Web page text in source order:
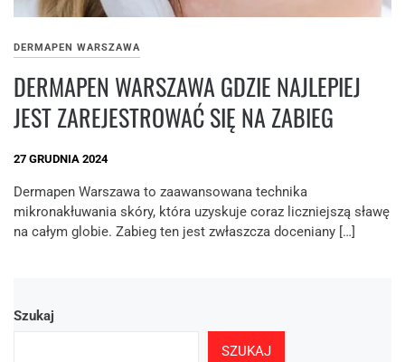
DERMAPEN WARSZAWA
DERMAPEN WARSZAWA GDZIE NAJLEPIEJ
JEST ZAREJESTROWAĆ SIĘ NA ZABIEG
27 GRUDNIA 2024
Dermapen Warszawa to zaawansowana technika
mikronakłuwania skóry, która uzyskuje coraz liczniejszą sławę
na całym globie. Zabieg ten jest zwłaszcza doceniany […]
Szukaj
SZUKAJ